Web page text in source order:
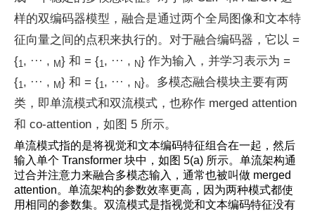
样的双编码器模型，融合是通过两个全局图像和文本特
征向量之间的点积来执行的。对于融合编码器，它以 =
{1, ··· , M} 和 = {1, ··· , N} 作为输入，并学习表示为 =
{1, ··· , M} 和 = {1, ··· , N}。多模态融合模块主要有两
类，即单流模式和双流模式，也称作 merged attention
和 co-attention，如图 5 所示。
单流模式指的是将视觉和文本编码特征组合在一起，然后
输入单个 Transformer 块中，如图 5(a) 所示。单流架构通
过合并注意力来融合多模态输入，通常也被叫做 merged
attention。单流架构的参数效率更高，因为两种模式都使
用相同的参数集。双流模式是指视觉和文本编码特征没有